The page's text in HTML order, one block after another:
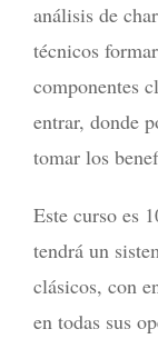
análisis de
técnicos
componentes
entrar, donde
tomar los
Este curso es
tendrá un
clásicos, con
en todas sus